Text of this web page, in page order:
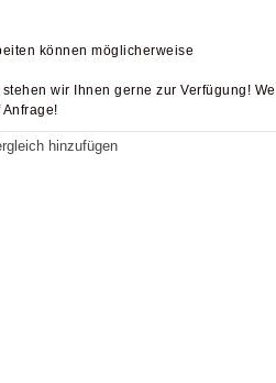
können möglicherweise
wir Ihnen gerne zur Verfügung!
hinzufügen